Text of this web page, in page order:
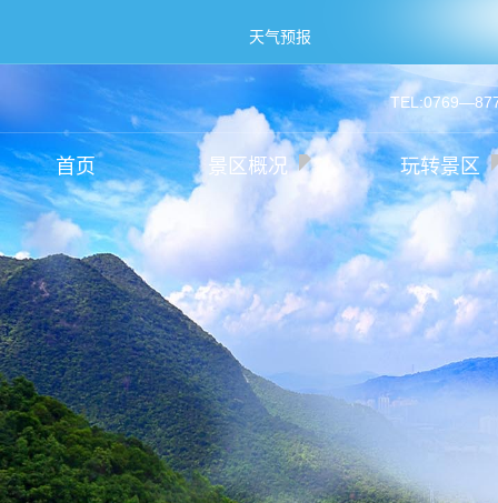
天气预报
首页 景区概况 玩转景区